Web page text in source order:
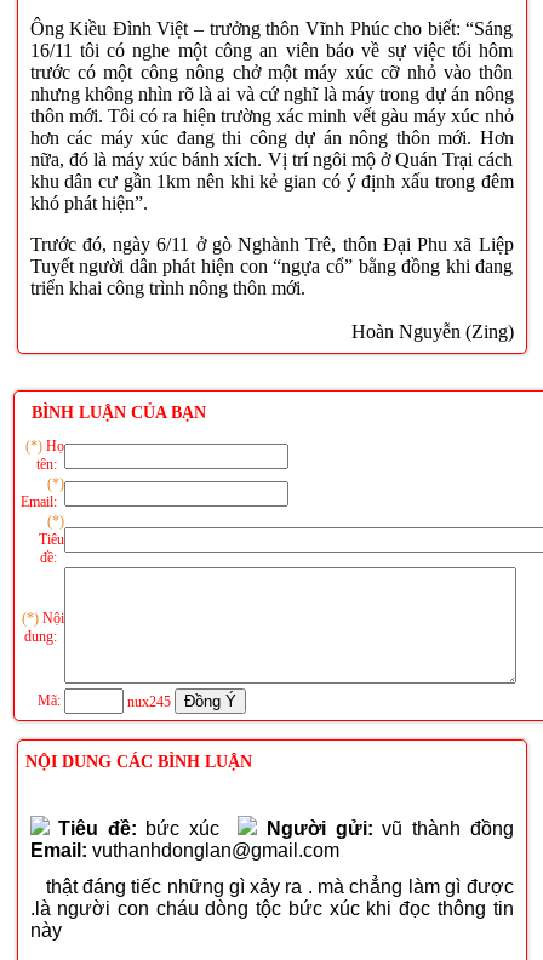
Ông Kiều Đình Việt – trưởng thôn Vĩnh Phúc cho biết: “Sáng
16/11 tôi có nghe một công an viên báo về sự việc tối hôm
trước có một công nông chở một máy xúc cỡ nhỏ vào thôn
nhưng không nhìn rõ là ai và cứ nghĩ là máy trong dự án nông
thôn mới. Tôi có ra hiện trường xác minh vết gàu máy xúc nhỏ
hơn các máy xúc đang thi công dự án nông thôn mới. Hơn
nữa, đó là máy xúc bánh xích. Vị trí ngôi mộ ở Quán Trại cách
khu dân cư gần 1km nên khi kẻ gian có ý định xấu trong đêm
khó phát hiện”.
Trước đó, ngày 6/11 ở gò Nghành Trê, thôn Đại Phu xã Liệp
Tuyết người dân phát hiện con “ngựa cổ” bằng đồng khi đang
triển khai công trình nông thôn mới.
Hoàn Nguyễn (Zing)
BÌNH LUẬN CỦA BẠN
(*) Họ
tên:
(*)
Email:
(*)
Tiêu
đề:
(*) Nội
dung:
Mã: nux245
NỘI DUNG CÁC BÌNH LUẬN
Tiêu đề: bức xúc Người gửi: vũ thành đồng
Email: vuthanhdonglan@gmail.com
thật đáng tiếc những gì xảy ra . mà chẳng làm gì được
.là người con cháu dòng tộc bức xúc khi đọc thông tin
này